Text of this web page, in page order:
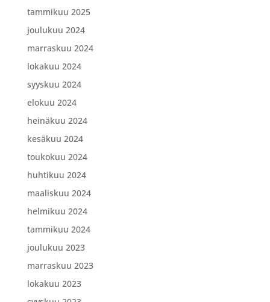
tammikuu 2025
joulukuu 2024
marraskuu 2024
lokakuu 2024
syyskuu 2024
elokuu 2024
heinäkuu 2024
kesäkuu 2024
toukokuu 2024
huhtikuu 2024
maaliskuu 2024
helmikuu 2024
tammikuu 2024
joulukuu 2023
marraskuu 2023
lokakuu 2023